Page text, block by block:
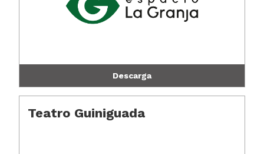
Descarga
Teatro Guiniguada